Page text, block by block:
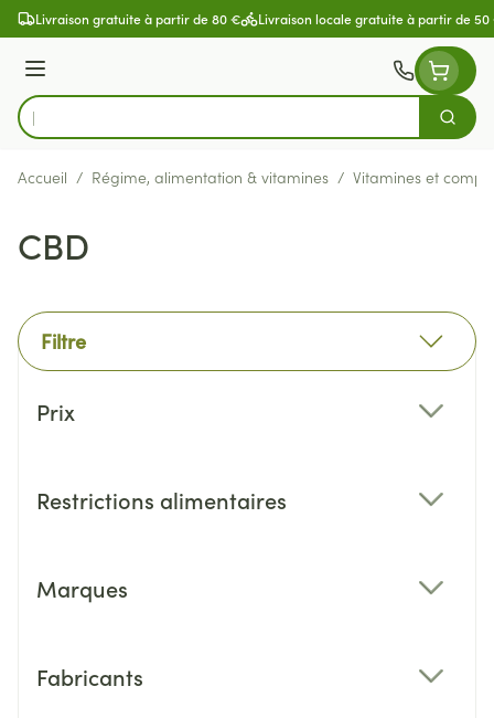
Aller au contenu
Livraison gratuite à partir de 80 € Livraison locale gratuite à partir de
Menu
Rechercher
Accueil / Régime, alimentation & vitamines / Vitamines et
CBD
Filtre
Prix
Restrictions alimentaires
Marques
Fabricants